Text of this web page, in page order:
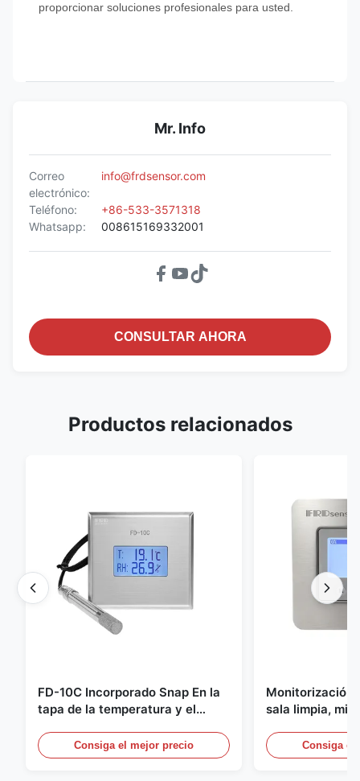
proporcionar soluciones profesionales para usted.
Mr. Info
Correo
electrónico:
info@frdsensor.com
Teléfono:
+86-533-3571318
Whatsapp:
008615169332001
CONSULTAR AHORA
Productos relacionados
FD-10C Incorporado Snap En la
tapa de la temperatura y el
acero inoxidable Monitor
Consiga el mejor precio
Monitorización
sala limpia,
20mA/RS485
médica/de
Consiga el